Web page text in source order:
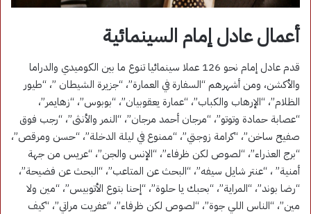
أعمال عادل إمام السينمائية
قدم عادل إمام نحو 126 عملا سينمائيا تنوع ما بين الكوميدي والدراما
والأكشن، ومن أشهرهم “السفارة في العمارة”، “جزيرة الشيطان ”، “طيور
الظلام”، “الإرهاب والكباب”، “عمارة يعقوبيان”، “بوبوس”، “زهايمر”،
“عصابة حمادة وتوتو”، “مرجان أحمد مرجان”، “النمر والأنثى”، “رجب فوق
صفيح ساخن”، “كرامة زوجتي”، “ممنوع في ليلة الدخلة”، “حسن ومرقص”،
“برج العذراء”، “لصوص لكن ظرفاء”، “الإنس والجن”، “عريس من جهة
أمنية” ، “عنتر شايل سيفه”، “البحث عن المتاعب”، “البحث عن فضيحة”،
“رضا بوند”، “المراية”، “بحبك يا حلوة”، “إحنا بتوع الأتوبيس”، “مين ولا
مين”، “الناس اللي جوة”، “لصوص لكن ظرفاء”، “عفريت مراتي”، “كيف